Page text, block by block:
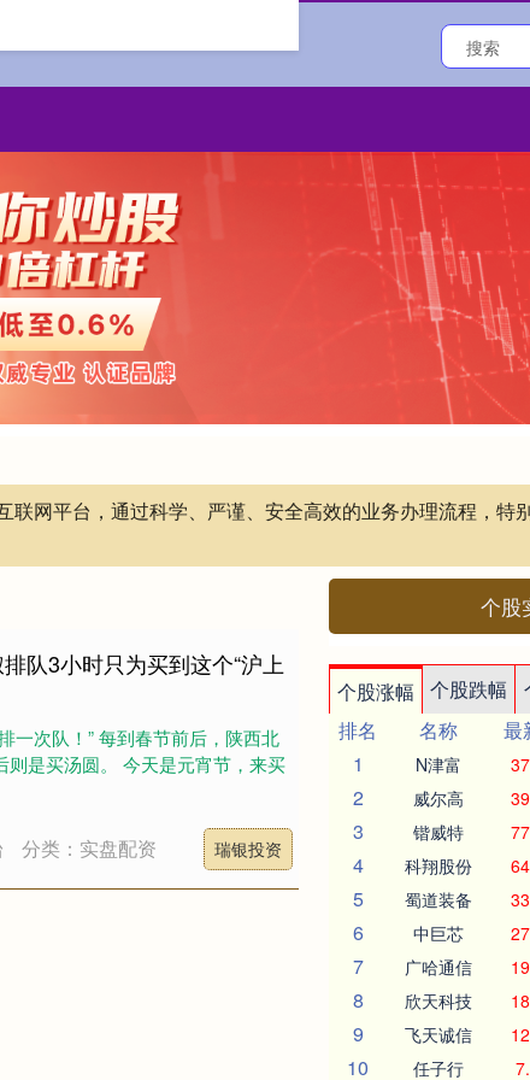
网平台，通过科学、严谨、安全高效的业务办理流程，特
队3小时只为买到这个“沪上
一次队！” 每到春节前后，陕西北
是买汤圆。 今天是元宵节，来买
分类：实盘配资 瑞银投资
个股
个股涨幅 个股跌幅
排名
名称 最
1
N津富
2 威尔高
3 锴威特
4 科翔股份
5 蜀道装备
6 中巨芯
7 广哈通信
8 欣天科技
9 飞天诚信
10 任子行